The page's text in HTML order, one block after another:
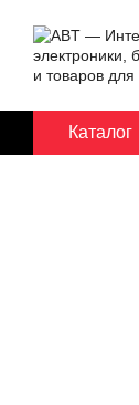
Каталог